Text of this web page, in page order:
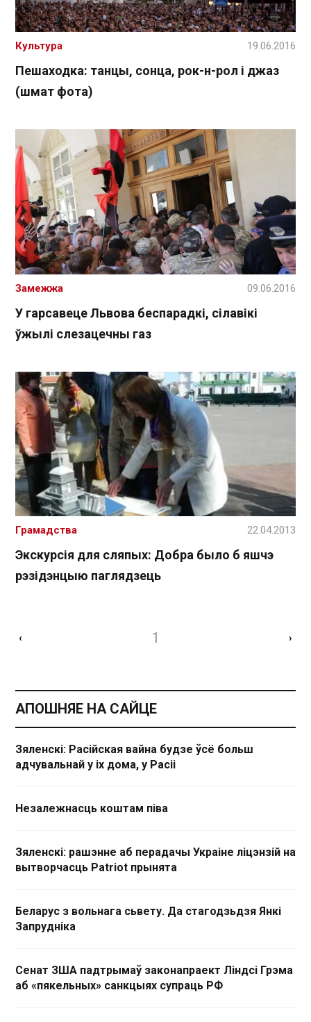
Пешаходка: танцы, сонца, рок-н-рол і джаз
(шмат фота)
Культура 19.06.2016
У гарсавеце Львова беспарадкі, сілавікі
ўжылі слезацечны газ
Замежжа 09.06.2016
Экскурсія для сляпых: Добра было б яшчэ
рэзідэнцыю паглядзець
Грамадства 22.04.2013
‹ 1 ›
АПОШНЯЕ НА САЙЦЕ
Зяленскі: Расійская вайна будзе ўсё больш
адчувальнай у іх дома, у Расіі
Незалежнасць коштам піва
Зяленскі: рашэнне аб перадачы Украіне ліцэнзій на
вытворчасць Patriot прынята
Беларус з вольнага сьвету. Да стагодзьдзя Янкі
Запрудніка
Сенат ЗША падтрымаў законапраект Ліндсі Грэма
аб «пякельных» санкцыях супраць РФ